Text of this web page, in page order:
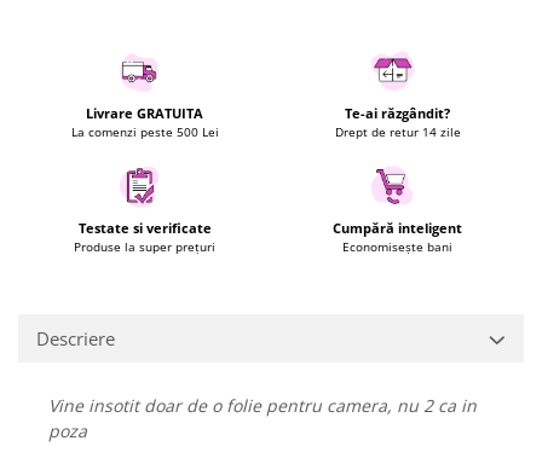
Aragaze si cuptoare cu microunde
Climatizare & sisteme de incalzire
Electrocasnice pentru Bucatarie
Ingrijire Locuinta
Purificatoare de aer
Fashion
Ceasuri dama
Genti si accesorii barbati
Genti si accesorii femei
Livrare GRATUITA
La comenzi peste 500 Lei
Te-ai răzgândit?
Drept de retur 14 zile
Testate si verificate
Produse la super prețuri
Cumpără inteligent
Economisește bani
Descriere
Vine insotit doar de o folie pentru camera, nu 2 ca in
poza